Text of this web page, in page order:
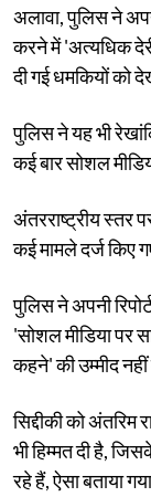
अलावा, पुलिस ने
करने में 'अत्यधिक
दी गई धमकियों को
पुलिस ने यह भी
कई बार सोशल
अंतरराष्ट्रीय स्तर
कई मामले दर्ज किए
पुलिस ने अपनी
'सोशल मीडिया पर
कहने' की उम्मीद
सिद्दीकी को
भी हिम्मत दी है,
रहे हैं, ऐसा बताया